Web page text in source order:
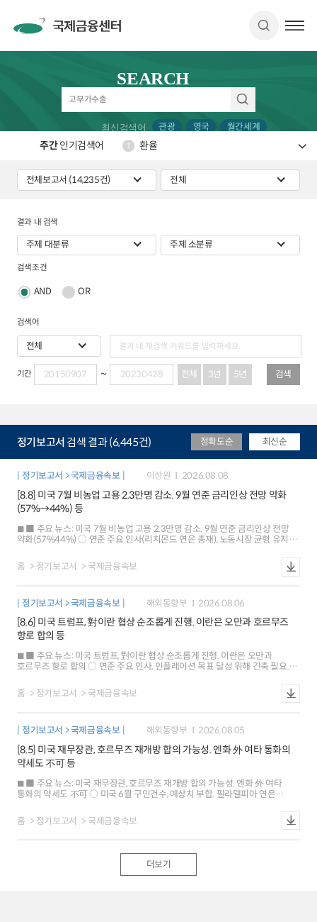
SEARCH
최신검색어 관광 영국 월간세계
결과 내 검색
검색조건
AND OR
검색어
기간 전체 3년 5년 검색
정기보고서 검색 결과 (6,445건) 정확도순 최신순
정기보고서 > 국제금융속보 이상원 2026.08.08
[8.8] 미국 7월 비농업 고용 2.3만명 감소. 9월 연준 금리인상 전망 약화
(57%→44%) 등
■ 주요 뉴스: 미국 7월 비농업 고용 2.3만명 감소. 9월 연준 금리인상 전망
약화(57%44%) ○ 연준 주요 인사(리치몬드 연은 총재), 노동시장 균형 유지
초반 유지 ○ 유로존 6월 산업생산(+0.2%), 예상치(+0.1%) 상회했으나 저성장
우려 지속 ○ 중국ㆍ대만 7월 수출, 반도체 수출 호조 등으로 20~30%대
하락[-3bp] ○ 주가: 미국 SP500은 금리인상 전망 후퇴에 따른 위험선호 개선
이어지면서 사상 최고(+0.3%) ○ 환율: 달러화지수는 고용지표 부진 등으로
내외 금리차가 축소되면서 하락 유로화와 엔화 가치는 각각 0.3%, 0.4% 상승
하락 독일은 유가에 연동해 상승하다가 미국 고용지표 발표 직후 반락(-1bp) ※
뉴욕 원달러 환율 1409.5원(서울15:30분대비 6.6원),1M NDF 1407.4원
홈 정기보고서 국제금융속보
정기보고서 > 국제금융속보 해외동향부 2026.08.06
[8.6] 미국 트럼프, 對이란 협상 순조롭게 진행. 이란은 오만과 호르무즈
항로 합의 등
■ 주요 뉴스: 미국 트럼프, 對이란 협상 순조롭게 진행. 이란은 오만과
호르무즈 항로 합의 ○ 연준 주요 인사, 인플레이션 목표 달성 위해 긴축 필요.
서비스업 PMI는 상승세 지속 ■ 해외시각: 미국 주가의 상승, 견조한 AI 투자 및
소비 등으로 향후 전망도 낙관적 ○ 미국의 엔화 강세를 위한 시장개입.
[-0.2%], 금리 강보합[+0bp] ○ 주가: 미국 SP500지수는 그 동안의 상승에
강보합 ○ 환율: 달러화지수는 7월 ADP 민간고용 둔화 등으로 하락 유로화는
0.2% 상승, 엔화 가치는 강보합 ○ 금리: 미국 10년물 국채금리는 연준 일부
뉴욕 원달러 환율 1423.7원(서울 15:30분 대비 0.75원), 1M NDF 1421.0원
(스왑포인트 -0.45원)
홈 정기보고서 국제금융속보
정기보고서 > 국제금융속보 해외동향부 2026.08.05
[8.5] 미국 재무장관, 호르무즈 재개방 합의 가능성. 엔화 外 여타 통화의
약세도 不可 등
■ 주요 뉴스: 미국 재무장관, 호르무즈 재개방 합의 가능성. 엔화 外 여타
통화의 약세도 不可 ○ 미국 6월 구인건수, 예상치 부합. 필라델피아 연은
이민 방지 위해 모로코 지원 확대 제안 ■ 해외시각: 미국 기업의 우수한 수익성,
아시아 자금의 미국 이동 확대를 촉진 ○ 글로벌 투자자, 低인플레이션 및
호조, 중동 정세 안정 기대 등으로 상승 유로 Stoxx600지수는 미국 증시 영향
등으로 0.7% 상승. 1개월 만에 최고치 ○ 환율: 달러화지수는 금리인상 가능성,
홈 정기보고서 국제금융속보
더보기
주간인기검색어 1 환율